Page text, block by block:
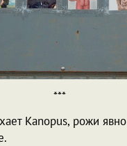
***
Kanopus, рожи явно